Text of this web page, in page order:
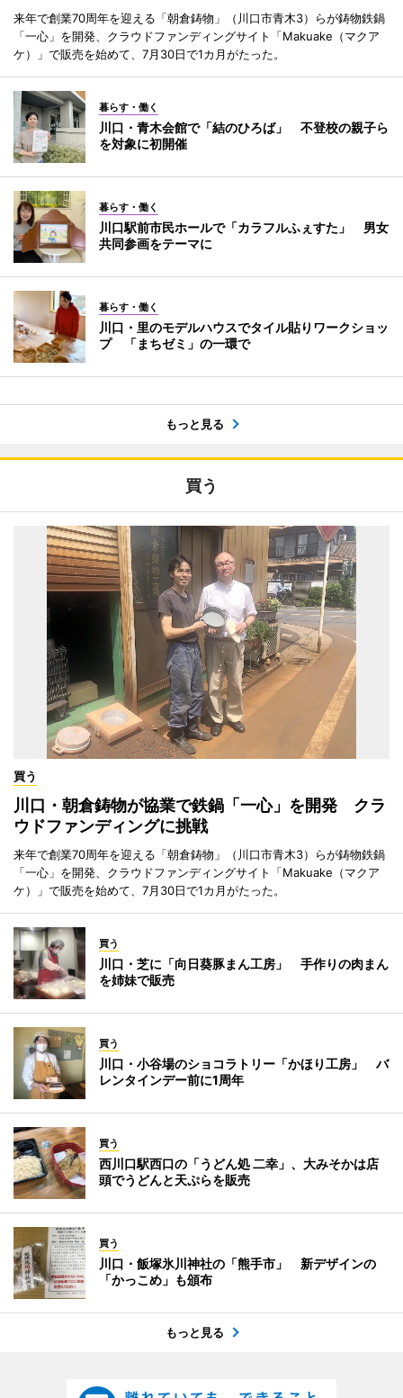
来年で創業70周年を迎える「朝倉鋳物」（川口市青木3）らが鋳物鉄鍋
「一心」を開発、クラウドファンディングサイト「Makuake（マクア
ケ）」で販売を始めて、7月30日で1カ月がたった。
暮らす・働く
川口・青木会館で「結のひろば」 不登校の親子ら
を対象に初開催
暮らす・働く
川口駅前市民ホールで「カラフルふぇすた」 男女
共同参画をテーマに
暮らす・働く
川口・里のモデルハウスでタイル貼りワークショッ
プ 「まちゼミ」の一環で
もっと見る
買う
買う
川口・朝倉鋳物が協業で鉄鍋「一心」を開発 クラ
ウドファンディングに挑戦
来年で創業70周年を迎える「朝倉鋳物」（川口市青木3）らが鋳物鉄鍋
「一心」を開発、クラウドファンディングサイト「Makuake（マクア
ケ）」で販売を始めて、7月30日で1カ月がたった。
買う
川口・芝に「向日葵豚まん工房」 手作りの肉まん
を姉妹で販売
買う
川口・小谷場のショコラトリー「かほり工房」 バ
レンタインデー前に1周年
買う
西川口駅西口の「うどん処 二幸」、大みそかは店
頭でうどんと天ぷらを販売
買う
川口・飯塚氷川神社の「熊手市」 新デザインの
「かっこめ」も頒布
もっと見る